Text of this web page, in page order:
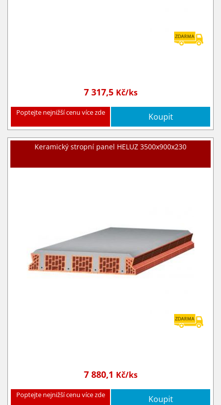
7 317,5 Kč/ks
Poptejte nejnižší cenu více zde Koupit
Keramický stropní panel HELUZ 3500x900x230
7 880,1 Kč/ks
Poptejte nejnižší cenu více zde Koupit